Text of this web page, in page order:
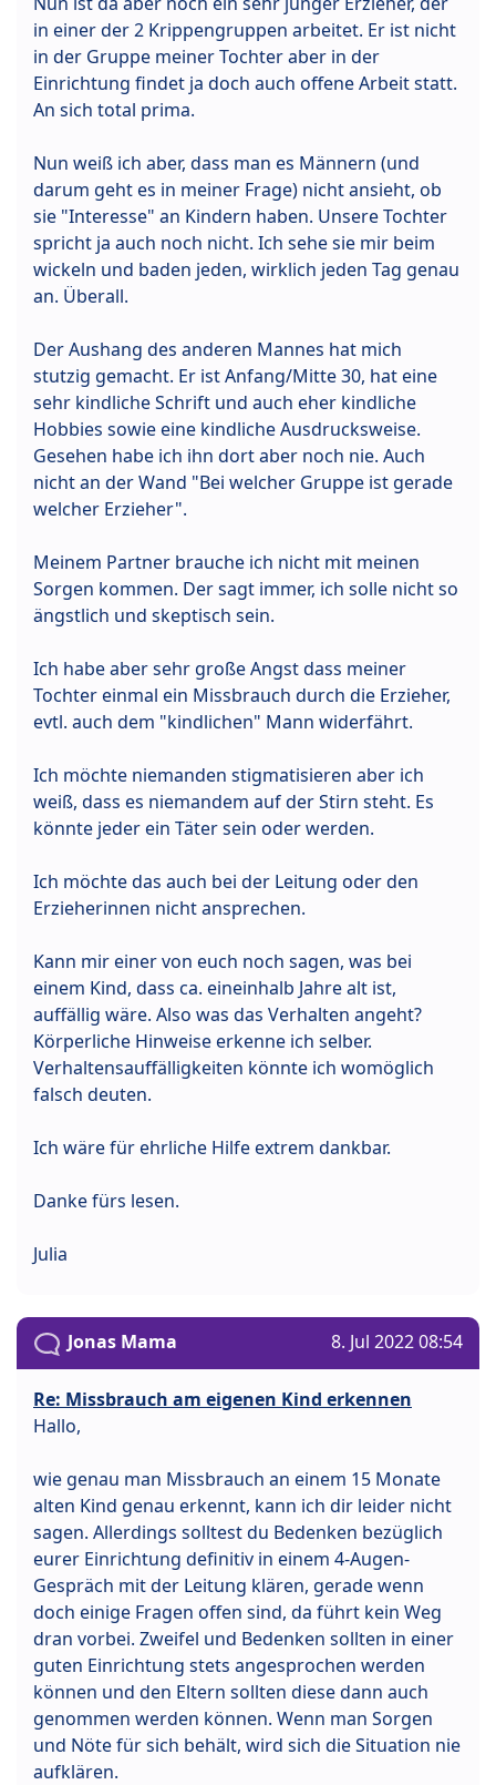
in einer der 2 Krippengruppen arbeitet. Er ist nicht
in der Gruppe meiner Tochter aber in der
Einrichtung findet ja doch auch offene Arbeit statt.
An sich total prima.
Nun weiß ich aber, dass man es Männern (und
darum geht es in meiner Frage) nicht ansieht, ob
sie "Interesse" an Kindern haben. Unsere Tochter
spricht ja auch noch nicht. Ich sehe sie mir beim
wickeln und baden jeden, wirklich jeden Tag genau
an. Überall.
Der Aushang des anderen Mannes hat mich
stutzig gemacht. Er ist Anfang/Mitte 30, hat eine
sehr kindliche Schrift und auch eher kindliche
Hobbies sowie eine kindliche Ausdrucksweise.
Gesehen habe ich ihn dort aber noch nie. Auch
nicht an der Wand "Bei welcher Gruppe ist gerade
welcher Erzieher".
Meinem Partner brauche ich nicht mit meinen
Sorgen kommen. Der sagt immer, ich solle nicht so
ängstlich und skeptisch sein.
Ich habe aber sehr große Angst dass meiner
Tochter einmal ein Missbrauch durch die Erzieher,
evtl. auch dem "kindlichen" Mann widerfährt.
Ich möchte niemanden stigmatisieren aber ich
weiß, dass es niemandem auf der Stirn steht. Es
könnte jeder ein Täter sein oder werden.
Ich möchte das auch bei der Leitung oder den
Erzieherinnen nicht ansprechen.
Kann mir einer von euch noch sagen, was bei
einem Kind, dass ca. eineinhalb Jahre alt ist,
auffällig wäre. Also was das Verhalten angeht?
Körperliche Hinweise erkenne ich selber.
Verhaltensauffälligkeiten könnte ich womöglich
falsch deuten.
Ich wäre für ehrliche Hilfe extrem dankbar.
Danke fürs lesen.
Julia
Jonas Mama 8. Jul 2022 08:54
Re: Missbrauch am eigenen Kind erkennen
Hallo,
wie genau man Missbrauch an einem 15 Monate
alten Kind genau erkennt, kann ich dir leider nicht
sagen. Allerdings solltest du Bedenken bezüglich
eurer Einrichtung definitiv in einem 4-Augen-
Gespräch mit der Leitung klären, gerade wenn
doch einige Fragen offen sind, da führt kein Weg
dran vorbei. Zweifel und Bedenken sollten in einer
guten Einrichtung stets angesprochen werden
können und den Eltern sollten diese dann auch
genommen werden können. Wenn man Sorgen
und Nöte für sich behält, wird sich die Situation nie
aufklären.